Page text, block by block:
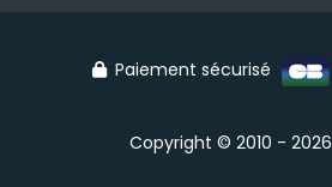
Paiement sécurisé
Copyright © 2010 - 2026